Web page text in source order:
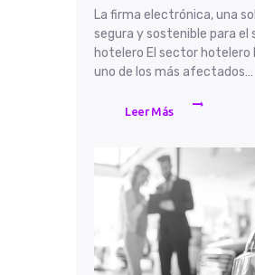
La firma electrónica, una
segura y sostenible para el
hotelero El sector hotelero
uno de los más afectados…
Leer Más